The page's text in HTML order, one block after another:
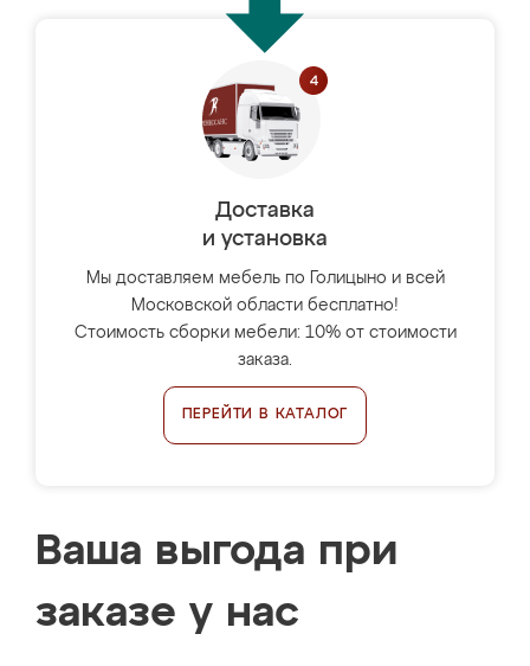
Доставка
и установка
Мы доставляем мебель по Голицыно и всей
Московской области бесплатно!
Стоимость сборки мебели: 10% от стоимости
заказа.
ПЕРЕЙТИ В КАТАЛОГ
Ваша выгода при
заказе у нас